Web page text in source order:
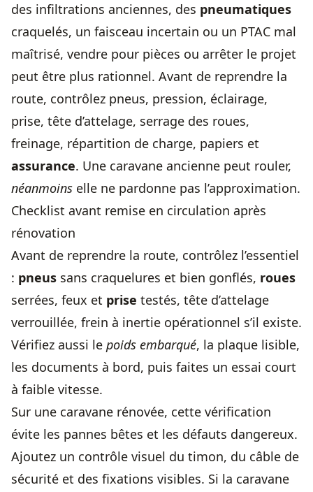
des infiltrations anciennes, des pneumatiques
craquelés, un faisceau incertain ou un PTAC mal
maîtrisé, vendre pour pièces ou arrêter le projet
peut être plus rationnel. Avant de reprendre la
route, contrôlez pneus, pression, éclairage,
prise, tête d’attelage, serrage des roues,
freinage, répartition de charge, papiers et
assurance. Une caravane ancienne peut rouler,
néanmoins elle ne pardonne pas l’approximation.
Checklist avant remise en circulation après
rénovation
Avant de reprendre la route, contrôlez l’essentiel
: pneus sans craquelures et bien gonflés, roues
serrées, feux et prise testés, tête d’attelage
verrouillée, frein à inertie opérationnel s’il existe.
Vérifiez aussi le poids embarqué, la plaque lisible,
les documents à bord, puis faites un essai court
à faible vitesse.
Sur une caravane rénovée, cette vérification
évite les pannes bêtes et les défauts dangereux.
Ajoutez un contrôle visuel du timon, du câble de
sécurité et des fixations visibles. Si la caravane